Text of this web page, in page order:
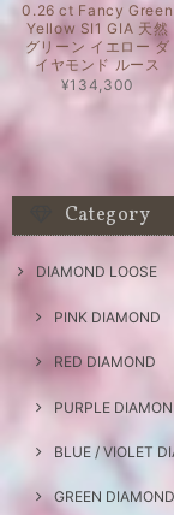
0.26 ct Fancy Green
Yellow SI1 GIA 天然
グリーン イエロー ダ
イヤモンド ルース
¥134,300
Category
DIAMOND LOOSE
PINK DIAMOND
RED DIAMOND
PURPLE
BLUE / VIOLET
GREEN DIAMOND